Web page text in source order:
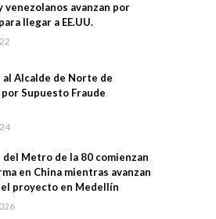
venezolanos avanzan por
llegar a EE.UU.
al Alcalde de Norte de
Supuesto Fraude
Metro de la 80 comienzan
en China mientras avanzan
proyecto en Medellín